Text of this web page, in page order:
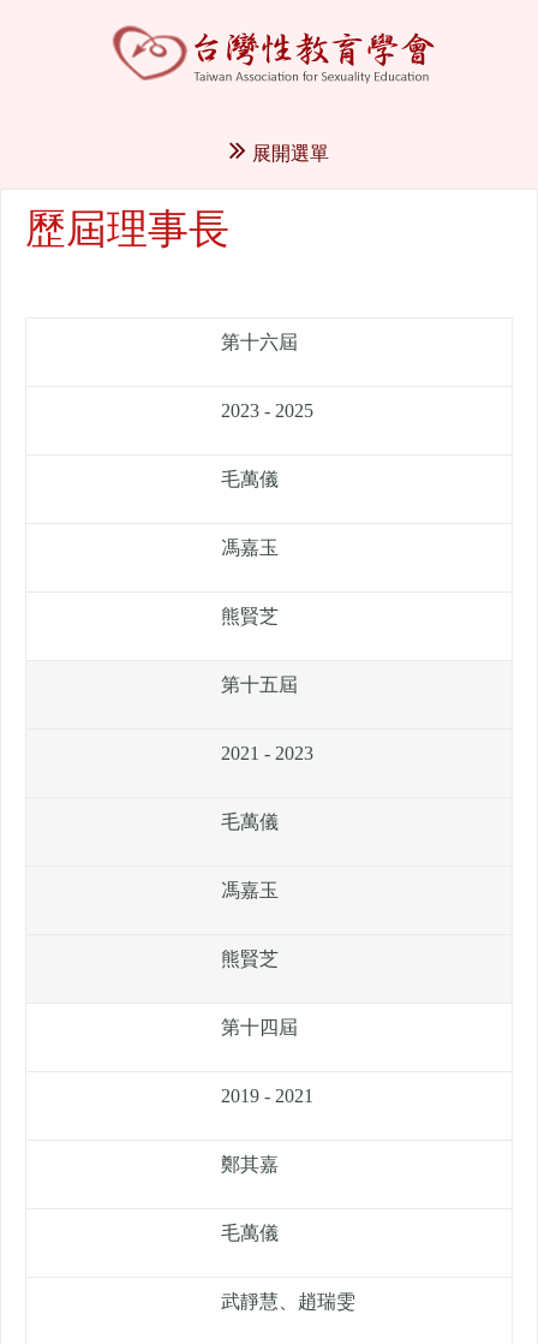
展開選單
歷屆理事長
第十六屆
2023 - 2025
毛萬儀
馮嘉玉
熊賢芝
第十五屆
2021 - 2023
毛萬儀
馮嘉玉
熊賢芝
第十四屆
2019 - 2021
鄭其嘉
毛萬儀
武靜慧、趙瑞雯